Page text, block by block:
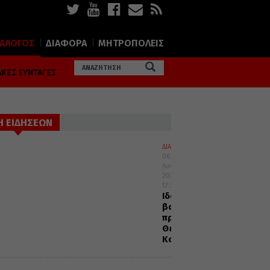
ΔΙΑΦΟΡΑ ΜΗΤΡΟΠΟΛΕΙΣ
ΣΥΝΤΑΓΕΣ
ΕΙΔΗΣΕΩΝ
ΔΙΑΛΟΓΟΣ
06
Αυγούστου
2026
12:32
Ιδού
βαδίζω
προς
Θεία
Κοινωνία